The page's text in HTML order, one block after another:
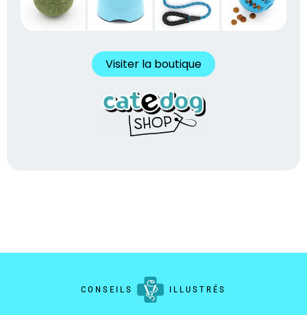
Visiter la boutique
CONSEILS ILLUSTRÉS